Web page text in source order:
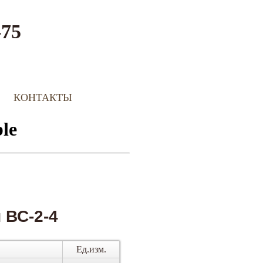
КОНТАКТЫ
ВС-2-4
Ед.изм.